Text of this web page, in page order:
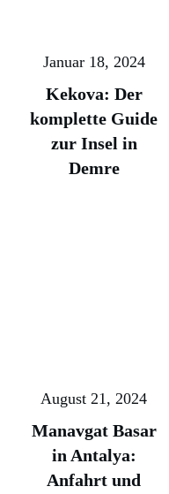
Januar 18, 2024
Kekova: Der
komplette Guide
zur Insel in
Demre
August 21, 2024
Manavgat Basar
in Antalya:
Anfahrt und